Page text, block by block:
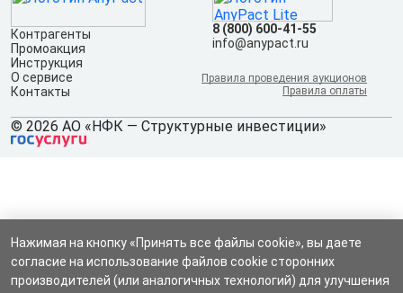
Контрагенты
Промоакция
Инструкция
О сервисе
Контакты
8 (800) 600-41-55
info@anypact.ru
Правила проведения аукционов
Правила оплаты
© 2026 АО «НФК — Структурные инвестиции»
Нажимая на кнопку «Принять все файлы cookie», вы даете
согласие на использование файлов cookie сторонних
производителей (или аналогичных технологий) для улучшения